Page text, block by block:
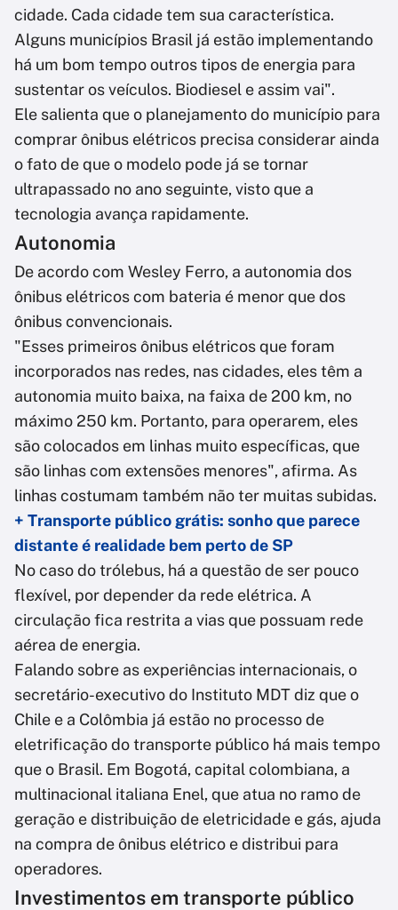
cidade. Cada cidade tem sua característica.
Alguns municípios Brasil já estão implementando
há um bom tempo outros tipos de energia para
sustentar os veículos. Biodiesel e assim vai".
Ele salienta que o planejamento do município para
comprar ônibus elétricos precisa considerar ainda
o fato de que o modelo pode já se tornar
ultrapassado no ano seguinte, visto que a
tecnologia avança rapidamente.
Autonomia
De acordo com Wesley Ferro, a autonomia dos
ônibus elétricos com bateria é menor que dos
ônibus convencionais.
"Esses primeiros ônibus elétricos que foram
incorporados nas redes, nas cidades, eles têm a
autonomia muito baixa, na faixa de 200 km, no
máximo 250 km. Portanto, para operarem, eles
são colocados em linhas muito específicas, que
são linhas com extensões menores", afirma. As
linhas costumam também não ter muitas subidas.
+ Transporte público grátis: sonho que parece
distante é realidade bem perto de SP
No caso do trólebus, há a questão de ser pouco
flexível, por depender da rede elétrica. A
circulação fica restrita a vias que possuam rede
aérea de energia.
Falando sobre as experiências internacionais, o
secretário-executivo do Instituto MDT diz que o
Chile e a Colômbia já estão no processo de
eletrificação do transporte público há mais tempo
que o Brasil. Em Bogotá, capital colombiana, a
multinacional italiana Enel, que atua no ramo de
geração e distribuição de eletricidade e gás, ajuda
na compra de ônibus elétrico e distribui para
operadores.
Investimentos em transporte público